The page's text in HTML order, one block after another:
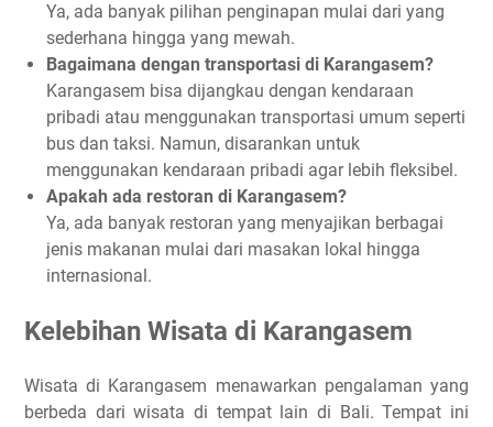
Ya, ada banyak pilihan penginapan mulai dari yang
sederhana hingga yang mewah.
Bagaimana dengan transportasi di Karangasem?
Karangasem bisa dijangkau dengan kendaraan
pribadi atau menggunakan transportasi umum seperti
bus dan taksi. Namun, disarankan untuk
menggunakan kendaraan pribadi agar lebih fleksibel.
Apakah ada restoran di Karangasem?
Ya, ada banyak restoran yang menyajikan berbagai
jenis makanan mulai dari masakan lokal hingga
internasional.
Kelebihan Wisata di Karangasem
Wisata di Karangasem menawarkan pengalaman yang
berbeda dari wisata di tempat lain di Bali. Tempat ini